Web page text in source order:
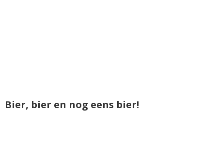
Bier, bier en nog eens bier!